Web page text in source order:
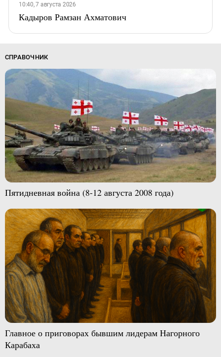
10:40, 7 августа 2026
Кадыров Рамзан Ахматович
СПРАВОЧНИК
Пятидневная война (8-12 августа 2008 года)
Главное о приговорах бывшим лидерам Нагорного
Карабаха